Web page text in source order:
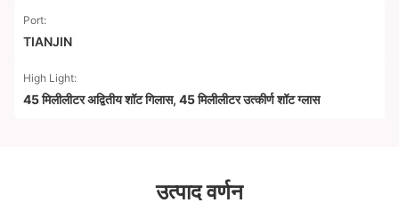
Port:
TIANJIN
High Light:
45 मिलीलीटर अद्वितीय शॉट गिलास, 45 मिलीलीटर उत्कीर्ण शॉट ग्लास
उत्पाद वर्णन